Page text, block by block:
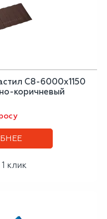
С8-6000х1150
коричневый
клик